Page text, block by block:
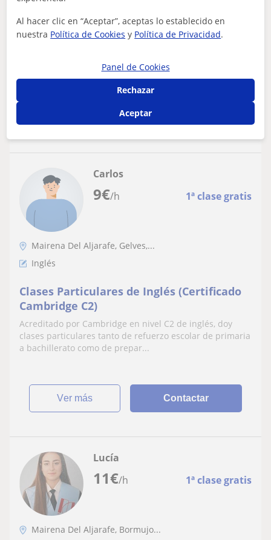
Profesora de Inglés para niños de
educación primaria
Me adapto a las necesidades de cada niño, ofreciendo
experiencia en apoyo escolar, nivel...
9€/h 1ª clase gratis
Carlos
Mairena Del Aljarafe, Gelves,...
Inglés
Clases Particulares de Inglés (Certificado
Cambridge C2)
Acreditado por Cambridge en nivel C2 de inglés, doy
clases particulares tanto de refuerzo escolar de primaria
a bachillerato como de prepar...
ver más Contactar
11€/h 1ª clase gratis
Lucía
Mairena Del Aljarafe, Bormujo...
Al hacer clic en “Aceptar”, aceptas lo establecido en
nuestra Política de Cookies y Política de Privacidad.
Panel de Cookies
Rechazar
Aceptar